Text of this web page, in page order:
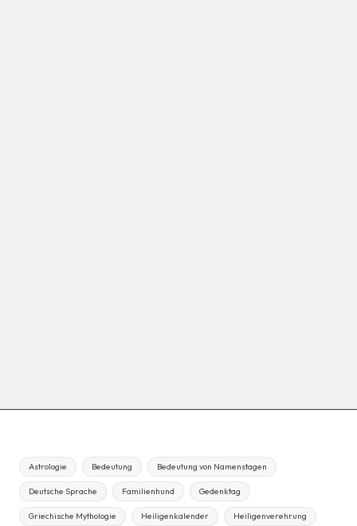
Astrologie Bedeutung Bedeutung von Namenstagen
Deutsche Sprache Familienhund Gedenktag
Griechische Mythologie Heiligenkalender Heiligenverehrung